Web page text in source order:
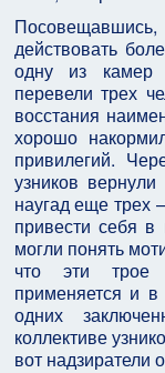
действовать
одну из камер
перевели трех
восстания
хорошо
привилегий.
узников
наугад еще трех
привести себя
могли понять
что эти трое
применяется и
одних
коллективе
вот